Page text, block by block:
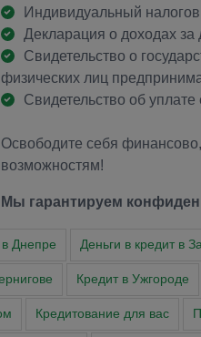
Индивидуальный
Декларация о доходах за
Свидетельство о
физических лиц
Свидетельство об уплате
Освободите себя
возможностям!
Мы гарантируем
в Днепре Деньги в кредит в
Кредит в Ужгороде
Кредитование для вас